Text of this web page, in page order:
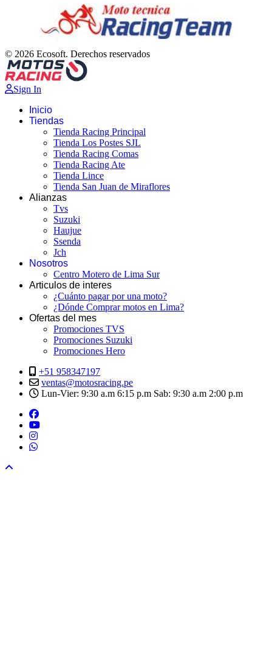
© 2026 Ecosoft. Derechos reservados
Sign In
Inicio
Tiendas
Tienda Racing Principal
Tienda Los Postes SJL
Tienda Racing Comas
Tienda Racing Ate
Tienda Lince
Tienda San Juan de Miraflores
Alianzas
Tvs
Suzuki
Haujue
Ssenda
Jch
Nosotros
Centro Motero de Lima Sur
Articulos de interes
¿Cuánto pagar por una moto?
¿Dónde Comprar motos en Lima?
Ofertas del mes
Promociones TVS
Promociones Suzuki
Promociones Hero
+51 958347197
ventas@motosracing.pe
Lun-Vier: 9:30 a.m 6:15 p.m Sab: 9:30 a.m 2:00 p.m